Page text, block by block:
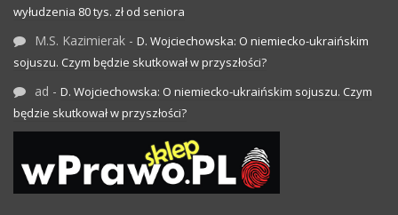
wyłudzenia 80 tys. zł od seniora
M.S. Kazimierak - D. Wojciechowska: O niemiecko-ukraińskim
sojuszu. Czym będzie skutkował w przyszłości?
ad - D. Wojciechowska: O niemiecko-ukraińskim sojuszu. Czym
będzie skutkował w przyszłości?